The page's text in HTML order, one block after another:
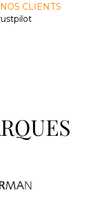
CLIENTS